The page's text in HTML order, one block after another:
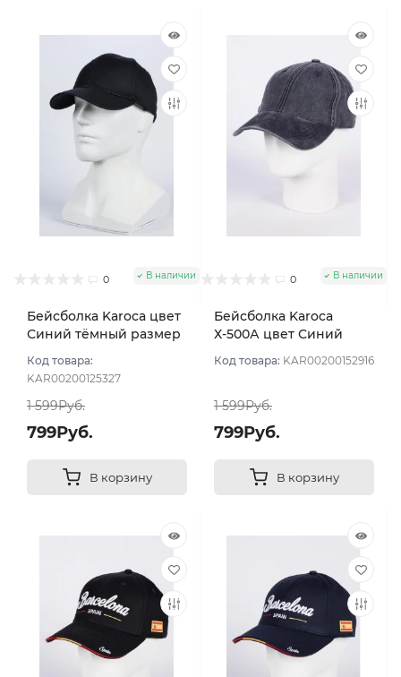
0 В наличии
Бейсболка Karoca цвет
Синий тёмный размер
Код товара:
KAR00200125327
1 599Руб.
799Руб.
В корзину
0 В наличии
Бейсболка Karoca
Х-500А цвет Синий
Код товара: KAR00200152916
1 599Руб.
799Руб.
В корзину